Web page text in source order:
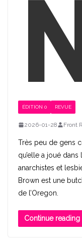
n
ÉDITION 0 REVUE
2026-01-28 Front
Très peu de gens
qu’elle a joué
anarchistes et
Brown est une
de l’Oregon.
Continue reading